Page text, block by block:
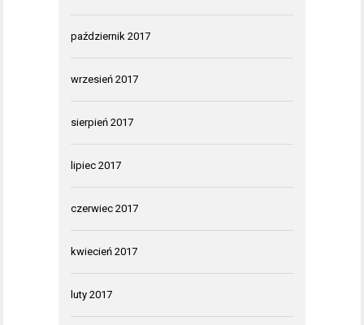
październik 2017
wrzesień 2017
sierpień 2017
lipiec 2017
czerwiec 2017
kwiecień 2017
luty 2017